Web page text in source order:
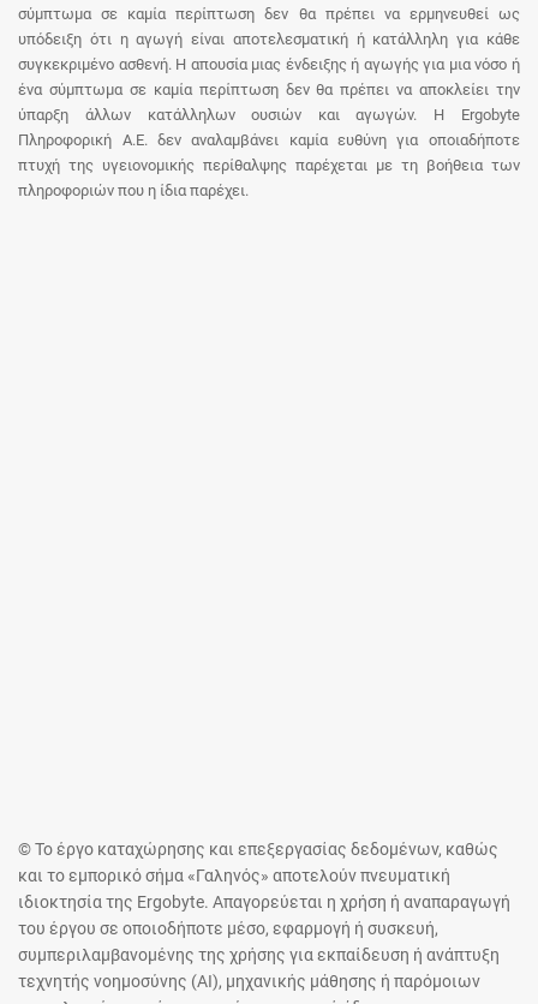
σύμπτωμα σε καμία περίπτωση δεν θα πρέπει να ερμηνευθεί ως
υπόδειξη ότι η αγωγή είναι αποτελεσματική ή κατάλληλη για κάθε
συγκεκριμένο ασθενή. Η απουσία μιας ένδειξης ή αγωγής για μια νόσο ή
ένα σύμπτωμα σε καμία περίπτωση δεν θα πρέπει να αποκλείει την
ύπαρξη άλλων κατάλληλων ουσιών και αγωγών. Η Ergobyte
Πληροφορική Α.Ε. δεν αναλαμβάνει καμία ευθύνη για οποιαδήποτε
πτυχή της υγειονομικής περίθαλψης παρέχεται με τη βοήθεια των
πληροφοριών που η ίδια παρέχει.
© Το έργο καταχώρησης και επεξεργασίας δεδομένων, καθώς
και το εμπορικό σήμα «Γαληνός» αποτελούν πνευματική
ιδιοκτησία της Ergobyte. Απαγορεύεται η χρήση ή αναπαραγωγή
του έργου σε οποιοδήποτε μέσο, εφαρμογή ή συσκευή,
συμπεριλαμβανομένης της χρήσης για εκπαίδευση ή ανάπτυξη
τεχνητής νοημοσύνης (AI), μηχανικής μάθησης ή παρόμοιων